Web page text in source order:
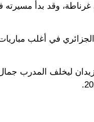
وقد بدأ مسيرته
ليخلف المدرب